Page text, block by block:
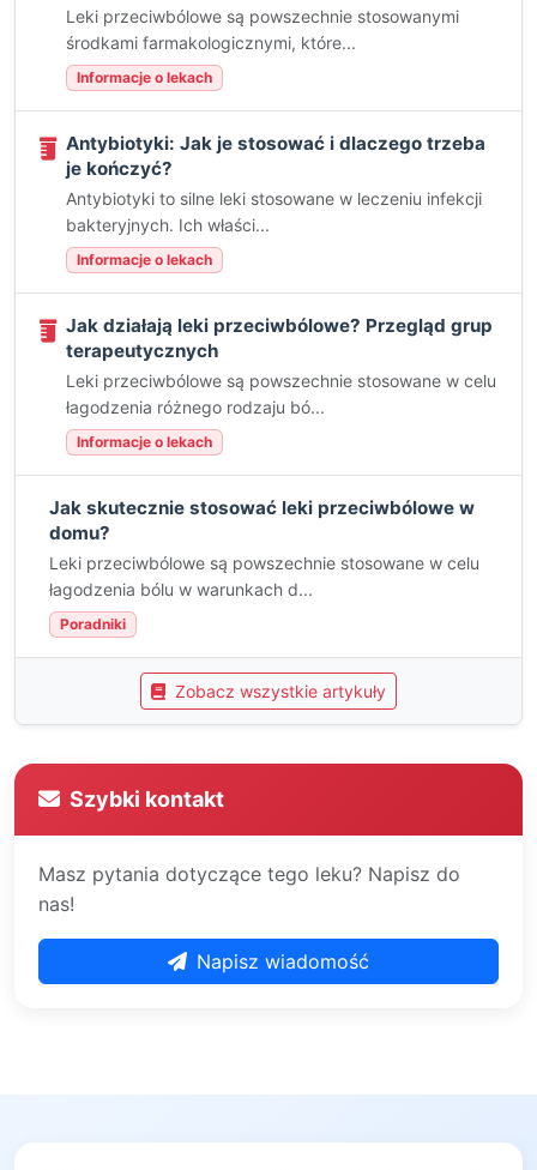
Leki przeciwbólowe są powszechnie stosowanymi
środkami farmakologicznymi, które...
Informacje o lekach
Antybiotyki: Jak je stosować i dlaczego trzeba
je kończyć?
Antybiotyki to silne leki stosowane w leczeniu infekcji
bakteryjnych. Ich właści...
Informacje o lekach
Jak działają leki przeciwbólowe? Przegląd grup
terapeutycznych
Leki przeciwbólowe są powszechnie stosowane w celu
łagodzenia różnego rodzaju bó...
Informacje o lekach
Jak skutecznie stosować leki przeciwbólowe w
domu?
Leki przeciwbólowe są powszechnie stosowane w celu
łagodzenia bólu w warunkach d...
Poradniki
Zobacz wszystkie artykuły
Szybki kontakt
Masz pytania dotyczące tego leku? Napisz do
nas!
Napisz wiadomość